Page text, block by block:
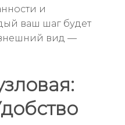
и
ваш шаг будет
вид —